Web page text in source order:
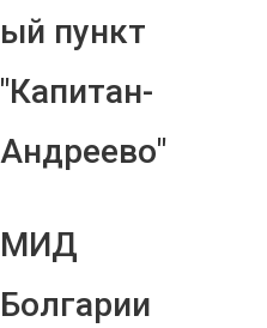
ый пункт
"Капитан-
Андреево"
МИД
Болгарии